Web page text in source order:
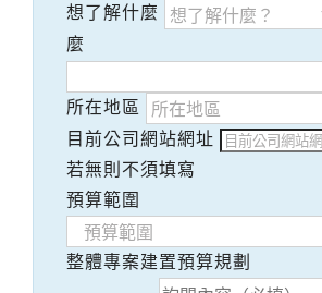
想了解什麼
麼
所在地區
目前公司網站網址
若無則不須填寫
預算範圍
整體專案建置預算規劃